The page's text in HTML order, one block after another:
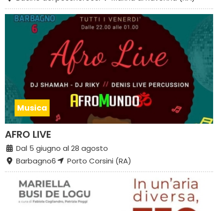
Musica
AFRO LIVE
Dal 5 giugno al 28 agosto
Barbagno6
Porto Corsini (RA)